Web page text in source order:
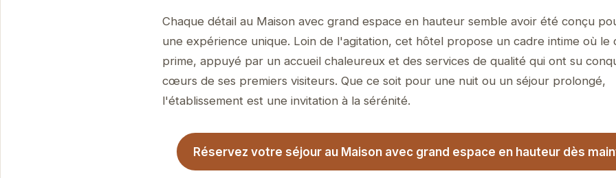
Chaque détail au Maison avec grand espace en hauteur semble avoir été conçu
une expérience unique. Loin de l'agitation, cet hôtel propose un cadre intime où le
prime, appuyé par un accueil chaleureux et des services de qualité qui ont su
cœurs de ses premiers visiteurs. Que ce soit pour une nuit ou un séjour prolongé,
l'établissement est une invitation à la sérénité.
Réservez votre séjour au Maison avec grand espace en hauteur dès